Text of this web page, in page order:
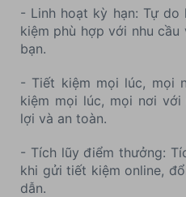
- Linh hoạt kỳ hạn: Tự
kiệm phù hợp với nhu
bạn.
- Tiết kiệm mọi lúc, mọi
kiệm mọi lúc, mọi nơi với
lợi và an toàn.
- Tích lũy điểm thưởng:
khi gửi tiết kiệm online,
dẫn.